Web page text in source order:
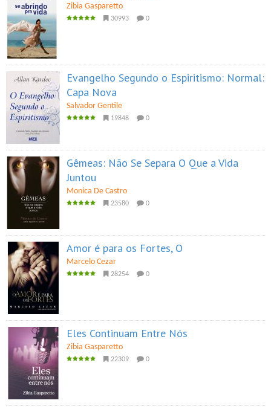
Zibia Gasparetto
30993 0
Evangelho Segundo o Espiritismo: Normal:
Capa Nova
Salvador Gentile
19848 0
Gêmeas: Não Se Separa O Que a Vida
Juntou
Monica De Castro
23580 0
Amor é para os Fortes, O
Marcelo Cezar
28254 0
Eles Continuam Entre Nós
Zibia Gasparetto
22309 0